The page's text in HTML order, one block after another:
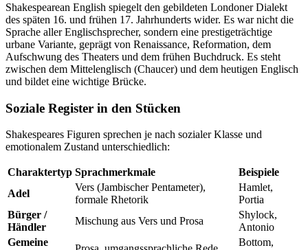
Shakespearean English spiegelt den gebildeten Londoner Dialekt
des späten 16. und frühen 17. Jahrhunderts wider. Es war nicht die
Sprache aller Englischsprecher, sondern eine prestigeträchtige
urbane Variante, geprägt von Renaissance, Reformation, dem
Aufschwung des Theaters und dem frühen Buchdruck. Es steht
zwischen dem Mittelenglisch (Chaucer) und dem heutigen Englisch
und bildet eine wichtige Brücke.
Soziale Register in den Stücken
Shakespeares Figuren sprechen je nach sozialer Klasse und
emotionalem Zustand unterschiedlich:
Charaktertyp Sprachmerkmale
Beispiele
Adel
Vers (Jambischer Pentameter),
formale Rhetorik
Hamlet,
Portia
Bürger /
Händler
Mischung aus Vers und Prosa
Shylock,
Antonio
Gemeine
Bottom,